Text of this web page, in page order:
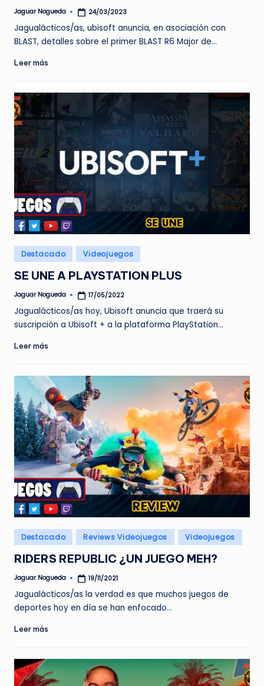
Publicado
Jaguar Nogueda 24/03/2023
Jagualácticos/as, ubisoft anuncia, en asociación con
BLAST, detalles sobre el primer BLAST R6 Major de…
Leer más
Publicado
en
Destacado Videojuegos
SE UNE A PLAYSTATION PLUS
Publicado
Jaguar Nogueda 17/05/2022
Jagualácticos/as hoy, Ubisoft anuncia que traerá su
suscripción a Ubisoft + a la plataforma PlayStation…
Leer más
Publicado
en
Destacado Reviews Videojuegos Videojuegos
RIDERS REPUBLIC ¿UN JUEGO MEH?
Publicado
Jaguar Nogueda 19/11/2021
Jagualácticos/as la verdad es que muchos juegos de
deportes hoy en día se han enfocado…
Leer más